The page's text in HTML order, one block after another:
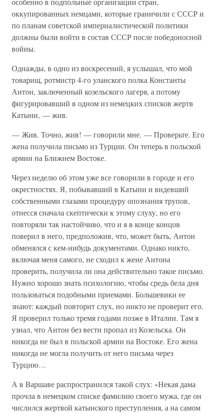
оккупированных немцами, которые граничили с СССР и
по планам советской империалистической политики
должны были войти в состав СССР после победоносной
войны.
Однажды, в одно из воскресений, я услышал, что мой
товарищ, ротмистр 4-го уланского полка Константы
Антон, заключенный козельского лагеря, а потому
фигурировавший в одном из немецких списков жертв
Катыни, — жив.
— Жив. Точно, жив! — говорили мне. — Проверьте. Его
жена получила письмо из Турции. Он теперь в польской
армии на Ближнем Востоке.
Через неделю об этом уже все говорили в городе и его
окрестностях. Я, побывавший в Катыни и видевший
собственными глазами процедуру опознания трупов,
отнесся сначала скептически к этому слуху, но его
повторяли так настойчиво, что и я в конце концов
поверил в него, предположив, что, может быть, Антон
обменялся с кем-нибудь документами. Однако никто,
включая меня самого, не сходил к жене Антона
проверить, получила ли она действительно такое письмо.
Нужно хорошо знать психологию, чтобы средь бела дня
пользоваться подобными приемами. Большевики ее
знают: каждый повторит слух, но никто не проверит его.
Я проверил только тремя годами позже в Италии. Там я
узнал, что Антон без вести пропал из Козельска. Он
никогда не был в польской армии на Востоке. Его жена
никогда не могла получить от него письма через
Турцию…
А в Варшаве распространился такой слух: «Некая дама
прочла в немецком списке фамилию своего мужа, где он
числился жертвой катынского преступления, а на самом